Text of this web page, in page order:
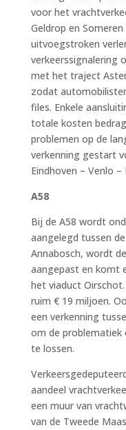
voor het
Geldrop en
uitvoegstroken
verkeerssignalering
met het traject
zodat
files. Enkele
totale kosten
problemen op de
verkenning gestart
Eindhoven – Venlo
A58
Bij de A58 wordt
aangelegd tussen
Annabosch, wordt
aangepast en komt
het viaduct
ruim € 19 miljoen.
een verkenning
om de problematiek
te lossen.
aandeel
een muur van
van de Tweede